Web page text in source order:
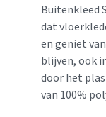
Buitenkleed
dat
en geniet
blijven, ook
door het
van 100%